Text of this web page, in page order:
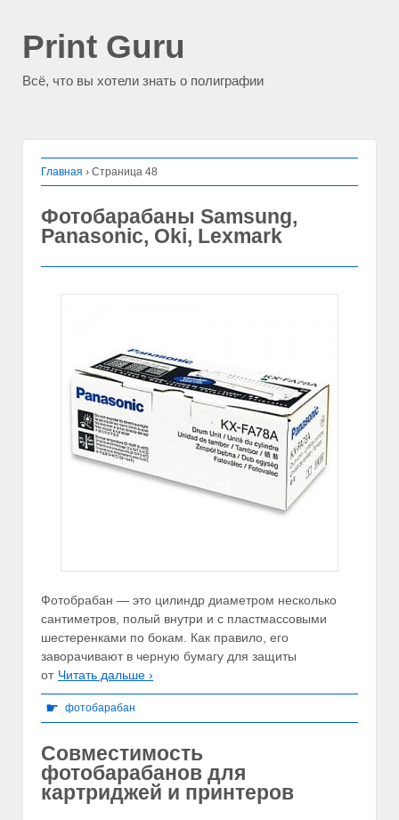
Print Guru
Всё, что вы хотели знать о полиграфии
Главная › Страница 48
Фотобарабаны Samsung,
Panasonic, Oki, Lexmark
Фотобрабан — это цилиндр диаметром несколько
сантиметров, полый внутри и с пластмассовыми
шестеренками по бокам. Как правило, его
заворачивают в черную бумагу для защиты
от Читать дальше ›
☛ фотобарабан
Совместимость
фотобарабанов для
картриджей и принтеров